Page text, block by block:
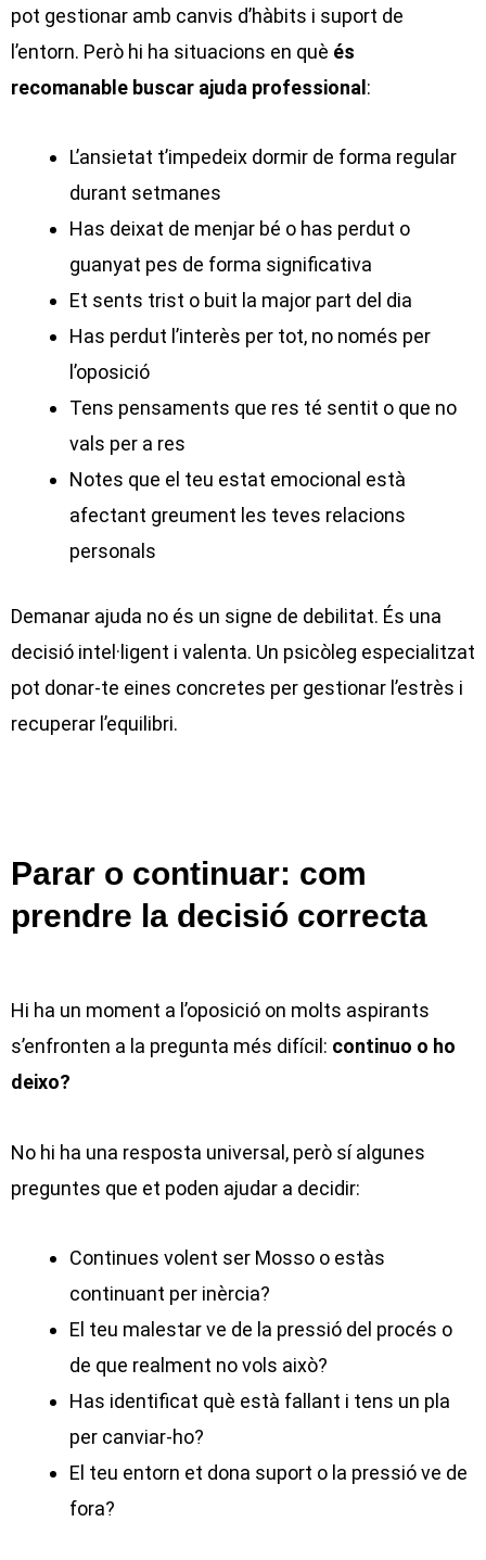
pot gestionar amb canvis d’hàbits i suport de
l’entorn. Però hi ha situacions en què és
recomanable buscar ajuda professional:
L’ansietat t’impedeix dormir de forma regular
durant setmanes
Has deixat de menjar bé o has perdut o
guanyat pes de forma significativa
Et sents trist o buit la major part del dia
Has perdut l’interès per tot, no només per
l’oposició
Tens pensaments que res té sentit o que no
vals per a res
Notes que el teu estat emocional està
afectant greument les teves relacions
personals
Demanar ajuda no és un signe de debilitat. És una
decisió intel·ligent i valenta. Un psicòleg especialitzat
pot donar-te eines concretes per gestionar l’estrès i
recuperar l’equilibri.
Parar o continuar: com
prendre la decisió correcta
Hi ha un moment a l’oposició on molts aspirants
s’enfronten a la pregunta més difícil: continuo o ho
deixo?
No hi ha una resposta universal, però sí algunes
preguntes que et poden ajudar a decidir:
Continues volent ser Mosso o estàs
continuant per inèrcia?
El teu malestar ve de la pressió del procés o
de que realment no vols això?
Has identificat què està fallant i tens un pla
per canviar-ho?
El teu entorn et dona suport o la pressió ve de
fora?